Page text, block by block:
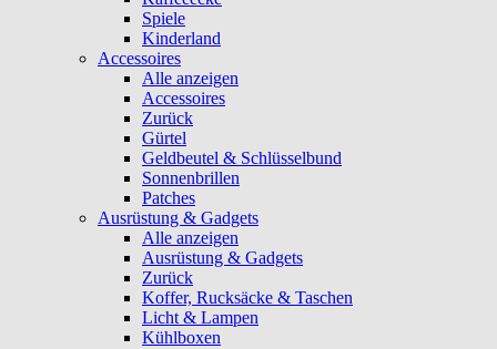
Spiele
Kinderland
Accessoires
Alle anzeigen
Accessoires
Zurück
Gürtel
Geldbeutel & Schlüsselbund
Sonnenbrillen
Patches
Ausrüstung & Gadgets
Alle anzeigen
Ausrüstung & Gadgets
Zurück
Koffer, Rucksäcke & Taschen
Licht & Lampen
Kühlboxen